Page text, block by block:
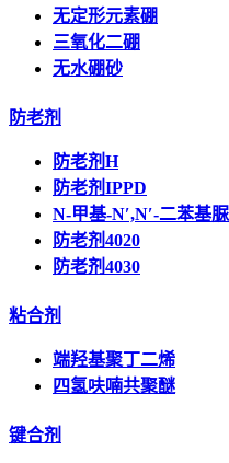
无定形元素硼
三氧化二硼
无水硼砂
防老剂
防老剂H
防老剂IPPD
N-甲基-N′,N′-二苯基脲
防老剂4020
防老剂4030
粘合剂
端羟基聚丁二烯
四氢呋喃共聚醚
键合剂